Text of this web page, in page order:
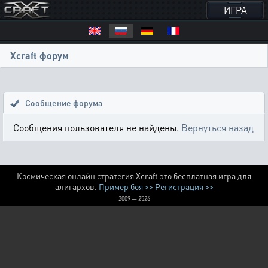
ИГРА
Xcraft форум
Сообщение форума
Сообщения пользователя не найдены. Вернуться назад
Космическая онлайн стратегия Xcraft это бесплатная игра для
алигархов. Пример боя >> Регистрация >>
2009 — 2526